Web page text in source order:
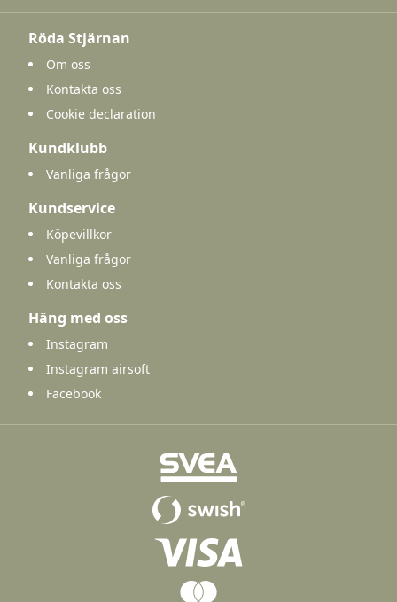
Röda Stjärnan
Om oss
Kontakta oss
Cookie declaration
Kundklubb
Vanliga frågor
Kundservice
Köpevillkor
Vanliga frågor
Kontakta oss
Häng med oss
Instagram
Instagram airsoft
Facebook